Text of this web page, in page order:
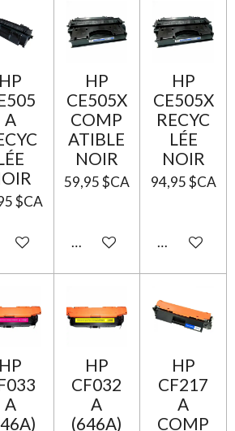
HP
A
$CA
au panier
HP
CE505X
COMP
ATIBLE
NOIR
59,95 $CA
Ajouter au panier
HP
CE505X
RECYC
LÉE
NOIR
94,95 $CA
Ajouter au
HP
A
HP
CF032
A
(646A)
HP
CF217
A
COMP